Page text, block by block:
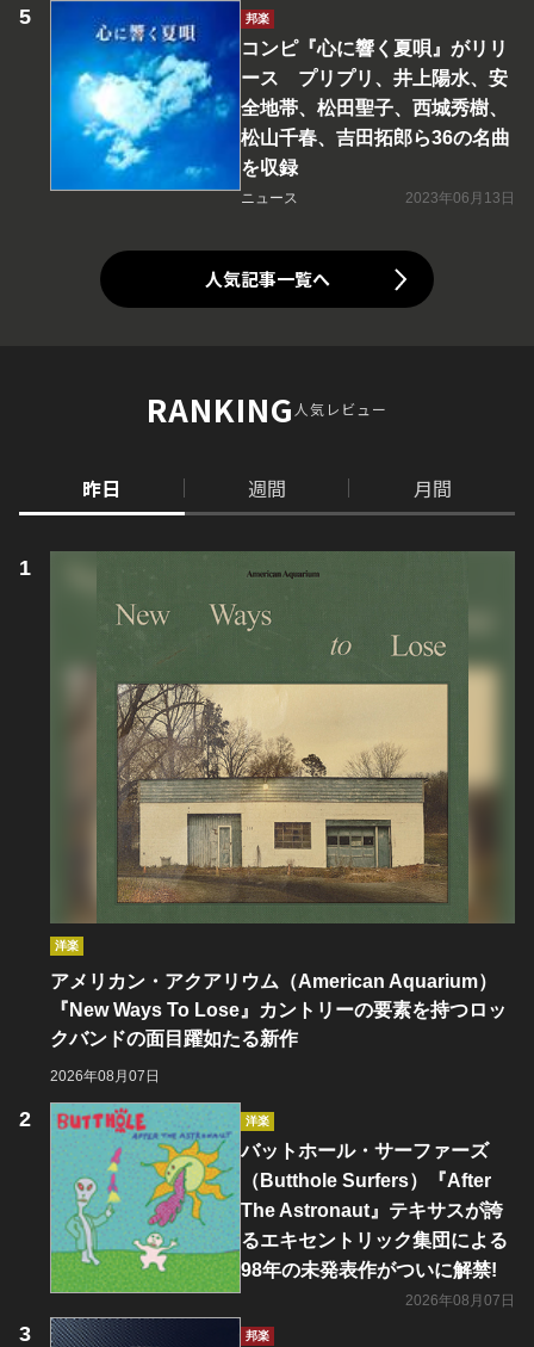
邦楽
コンピ『心に響く夏唄』がリリ
ース プリプリ、井上陽水、安
全地帯、松田聖子、西城秀樹、
松山千春、吉田拓郎ら36の名曲
を収録
ニュース 2023年06月13日
人気記事一覧へ
RANKING人気レビュー
昨日 週間 月間
洋楽
アメリカン・アクアリウム（American Aquarium）
『New Ways To Lose』カントリーの要素を持つロッ
クバンドの面目躍如たる新作
2026年08月07日
洋楽
バットホール・サーファーズ
（Butthole Surfers）『After
The Astronaut』テキサスが誇
るエキセントリック集団による
98年の未発表作がついに解禁!
2026年08月07日
邦楽